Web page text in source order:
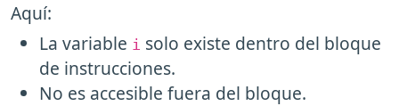
Aquí:
La variable i solo existe dentro del bloque
de instrucciones.
No es accesible fuera del bloque.